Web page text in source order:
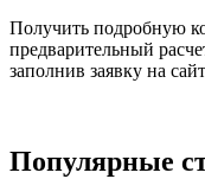
Получить подробную
предварительный
заполнив заявку на
Популярные